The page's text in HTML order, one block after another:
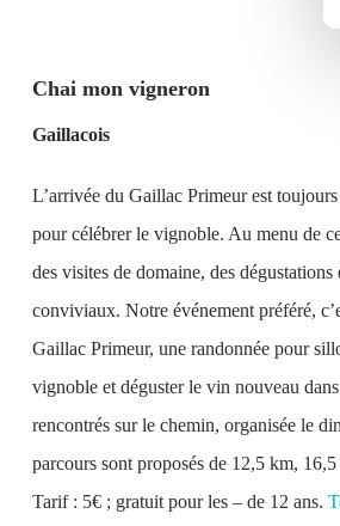
Chai mon vigneron
Gaillacois
L’arrivée du Gaillac Primeur est
pour célébrer le vignoble. Au menu de
des visites de domaine, des dégustations
conviviaux. Notre événement préféré,
Gaillac Primeur, une randonnée pour
vignoble et déguster le vin nouveau
rencontrés sur le chemin, organisée le
parcours sont proposés de 12,5 km,
Tarif : 5€ ; gratuit pour les – de 12 ans.